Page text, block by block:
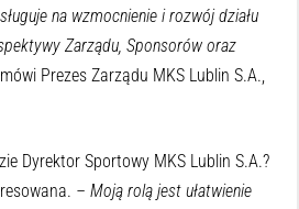
na wzmocnienie i rozwój działu
Zarządu, Sponsorów oraz
mówi Prezes Zarządu MKS Lublin S.A.,
Dyrektor Sportowy MKS Lublin S.A.?
– Moją rolą jest ułatwienie